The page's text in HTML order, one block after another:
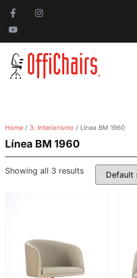
Home / 3. Interiorismo / Línea BM 1960
Línea BM 1960
Showing all 3 results